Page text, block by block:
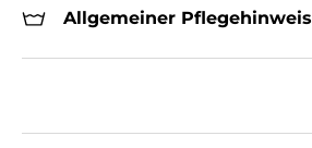
Allgemeiner Pflegehinweis